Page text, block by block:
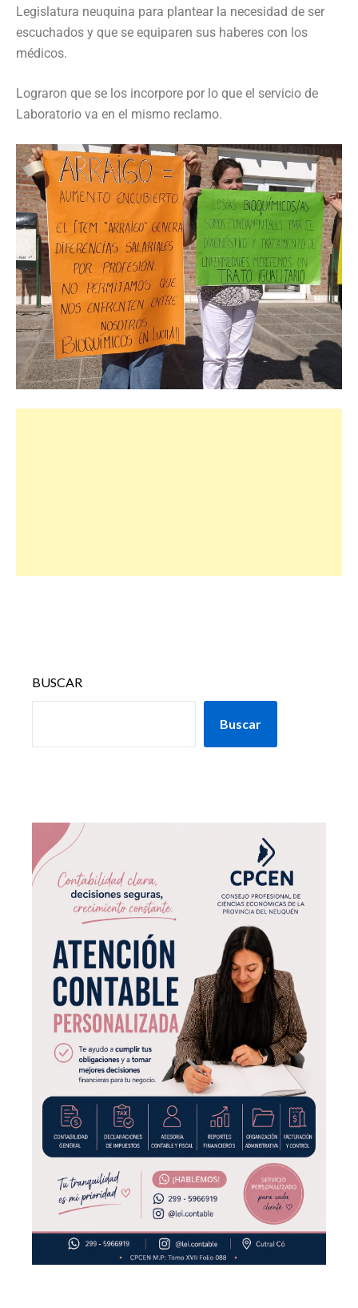
Legislatura neuquina para plantear la necesidad de ser
escuchados y que se equiparen sus haberes con los
médicos.
Lograron que se los incorpore por lo que el servicio de
Laboratorio va en el mismo reclamo.
BUSCAR
Buscar